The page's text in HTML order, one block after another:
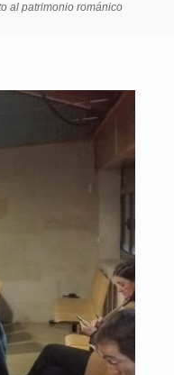
al patrimonio románico